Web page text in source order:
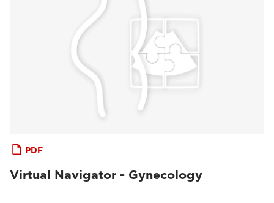
PDF
Virtual Navigator - Gynecology